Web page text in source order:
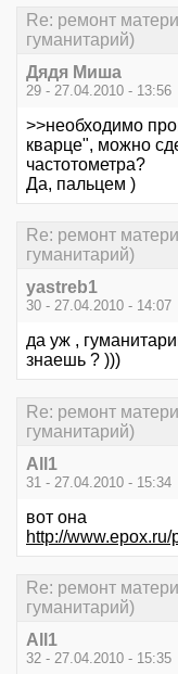
Re: ремонт
гуманитарий)
Дядя Миша
29 - 27.04.2010 - 13:56
>>необходимо
кварце", можно
частотометра?
Да, пальцем )
Re: ремонт
гуманитарий)
yastreb1
30 - 27.04.2010 - 14:07
да уж ,
знаешь ? )))
Re: ремонт
гуманитарий)
All1
31 - 27.04.2010 - 15:34
вот она
http://
Re: ремонт
гуманитарий)
All1
32 - 27.04.2010 - 15:35